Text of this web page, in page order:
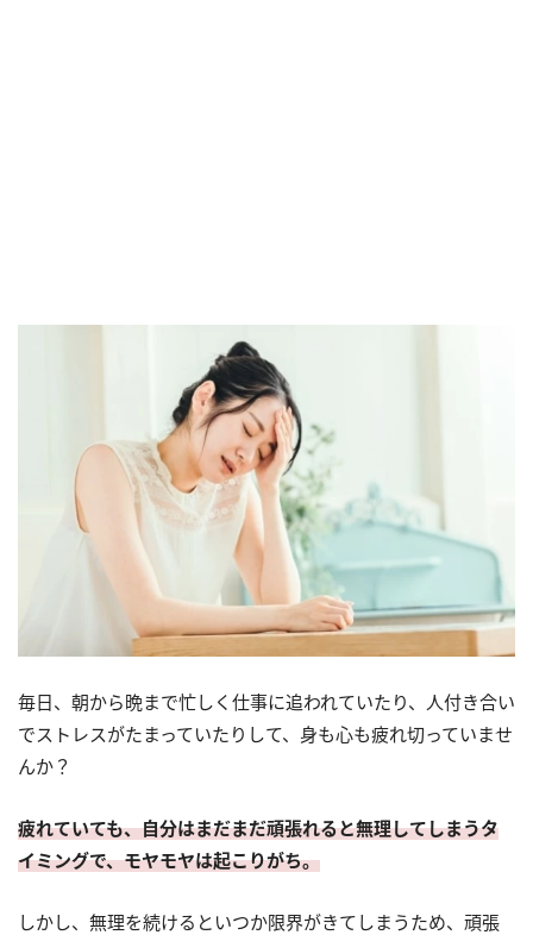
毎日、朝から晩まで忙しく仕事に追われていたり、人付き合い
でストレスがたまっていたりして、身も心も疲れ切っていませ
んか？
疲れていても、自分はまだまだ頑張れると無理してしまうタ
イミングで、モヤモヤは起こりがち。
しかし、無理を続けるといつか限界がきてしまうため、頑張